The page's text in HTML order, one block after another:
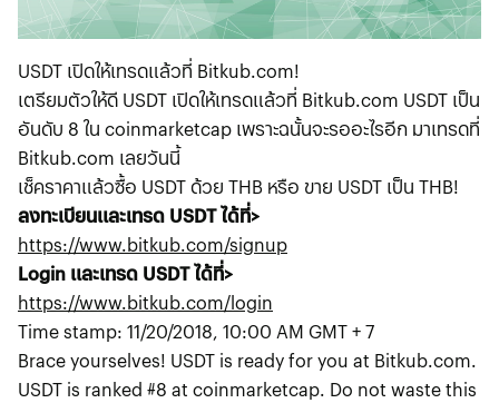
USDT เปิดให้เทรดแล้วที่ Bitkub.com!
เตรียมตัวให้ดี USDT เปิดให้เทรดแล้วที่ Bitkub.com USDT เป็น
อันดับ 8 ใน coinmarketcap เพราะฉนั้นจะรออะไรอีก มาเทรดที่
Bitkub.com เลยวันนี้
เช็คราคาแล้วซื้อ USDT ด้วย THB หรือ ขาย USDT เป็น THB!
ลงทะเบียนและเทรด USDT ได้ที่>
https://www.bitkub.com/signup
Login และเทรด USDT ได้ที่>
https://www.bitkub.com/login
Time stamp: 11/20/2018, 10:00 AM GMT + 7
Brace yourselves! USDT is ready for you at Bitkub.com.
USDT is ranked #8 at coinmarketcap. Do not waste this